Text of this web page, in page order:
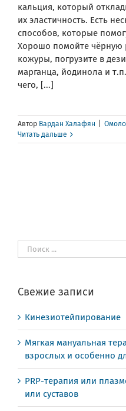
кальция, который
их эластичность. Есть
способов, которые
Хорошо помойте чёрную
кожуры, погрузите в
марганца, йодинола и
чего, [...]
Автор Вардан Халафян
Читать дальше
Результат
поиска:
Свежие записи
Кинезиотейпирование
Мягкая мануальная
взрослых и особенно
PRP-терапия или
или суставов